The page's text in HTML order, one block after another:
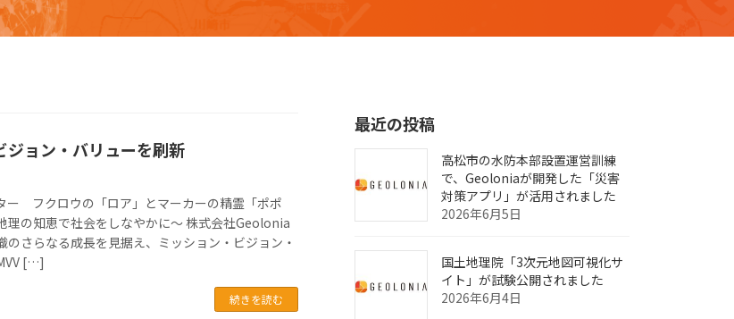
ジョン・バリューを刷新
ー フクロウの「ロア」とマーカーの精霊「ポポ
理の知恵で社会をしなやかに〜 株式会社Geolonia
のさらなる成長を見据え、ミッション・ビジョン・
[…]
続きを読む
最近の投稿
高松市の水防本部設置運営訓練
で、Geoloniaが開発した「災害
対策アプリ」が活用されました
2026年6月5日
国土地理院「3次元地図可視化サ
イト」が試験公開されました
2026年6月4日